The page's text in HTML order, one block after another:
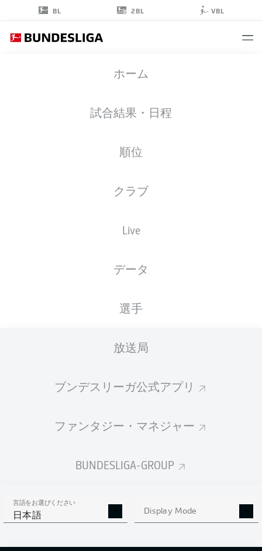
BL 2BL VBL
ホーム
試合結果・日程
順位
クラブ
Live
データ
選手
放送局
ブンデスリーガ公式アプリ
ファンタジー・マネジャー
BUNDESLIGA-GROUP
言語をお選びください
日本語 Display Mode
統計 シーズン 2026/2027
TACKLES WON